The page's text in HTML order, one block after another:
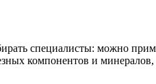
специалисты: можно
компонентов и